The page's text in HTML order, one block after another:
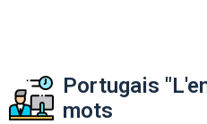
Portugais
mots